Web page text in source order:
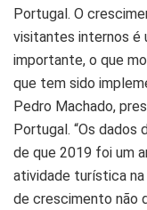
Portugal. O
visitantes internos é
importante, o que
que tem sido
Pedro Machado,
Portugal. “Os dados
de que 2019 foi um
atividade turística
de crescimento não